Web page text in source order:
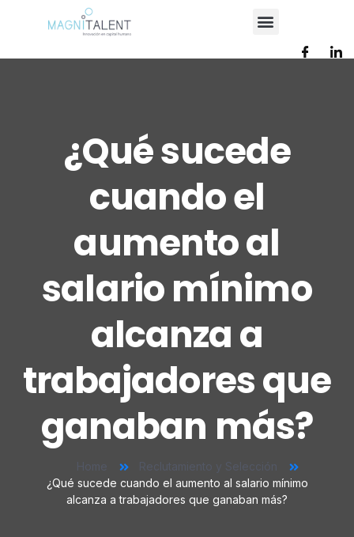
¿Qué sucede
cuando el
aumento al
salario mínimo
alcanza a
trabajadores que
ganaban más?
Home
Reclutamiento y Selección
¿Qué sucede cuando el aumento al salario mínimo
alcanza a trabajadores que ganaban más?